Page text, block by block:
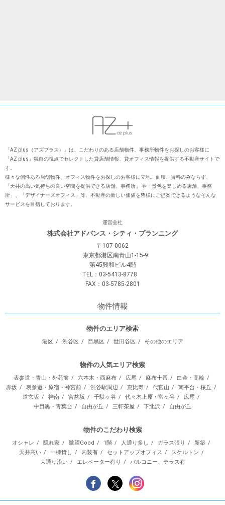
「AZ plus（アズプラス）」は、こだわりのある店舗物件、事務所物件をお探しのお客様に
「AZ plus」独⾃の視点でセレクトした貸店舗情報、貸オフィス情報を提供する不動産サイトで
す。
様々な個性ある店舗物件、オフィス物件をお探しのお客様に⽴地、⾯積、賃料のみならず、
「天井の⾼い気持ちの良い空間を提供できる店舗、事務所」 や「景⾊を楽しめる店舗、事務
所」、「デザイナーズオフィス」等、不動産の新しい価値を皆様にご提案できるようなそんな
サービスを⽬指しております。
運営会社
株式会社アドバンス・シティ・プランニング
〒107-0062
東京都港区南青山1-15-9
第45興和ビル4階
TEL：03-5413-8778
FAX：03-5785-2801
物件情報
物件のエリア検索
港区 渋谷区 目黒区 世田谷区 その他のエリア
物件の人気エリア検索
表参道・青山・外苑前 六本木・西麻布 広尾 麻布十番
白金・高輪
赤坂
表参道・原宿・神宮前 渋谷駅周辺 恵比寿 代官山
南平台・桜丘
道玄坂
神南 宮益坂 千駄ヶ谷 代々木上原・富ヶ谷
広尾
中目黒・青葉台
自由が丘 三軒茶屋 下北沢 自由が丘
物件のこだわり検索
オシャレ 隠れ家 眺望Good 1階 人通り多し ガラス張り
新築
天井高い
一棟貨し 内装有 セットアップオフィス
スケルトン
大通り沿い
エレベーター有り バルコニー、テラス有